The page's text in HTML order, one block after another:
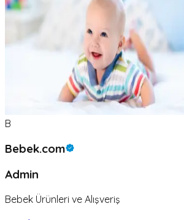
B
Bebek.com
Admin
Bebek Ürünleri ve Alışveriş